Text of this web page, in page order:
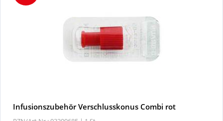
Infusionszubehör Verschlusskonus Combi rot